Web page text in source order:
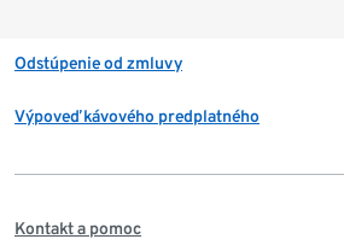
Odstúpenie od zmluvy
Výpoveď kávového predplatného
Kontakt a pomoc